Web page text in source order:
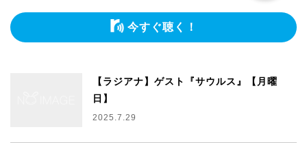
今すぐ聴く！
【ラジアナ】ゲスト『サウルス』【月曜
日】
2025.7.29